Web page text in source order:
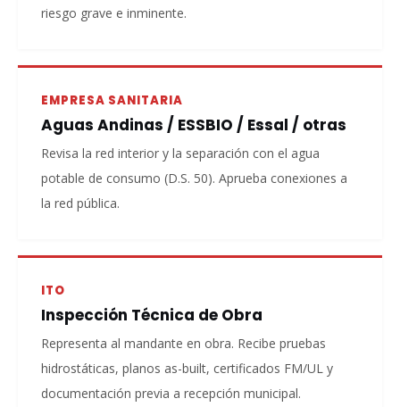
riesgo grave e inminente.
EMPRESA SANITARIA
Aguas Andinas / ESSBIO / Essal / otras
Revisa la red interior y la separación con el agua
potable de consumo (D.S. 50). Aprueba conexiones a
la red pública.
ITO
Inspección Técnica de Obra
Representa al mandante en obra. Recibe pruebas
hidrostáticas, planos as-built, certificados FM/UL y
documentación previa a recepción municipal.